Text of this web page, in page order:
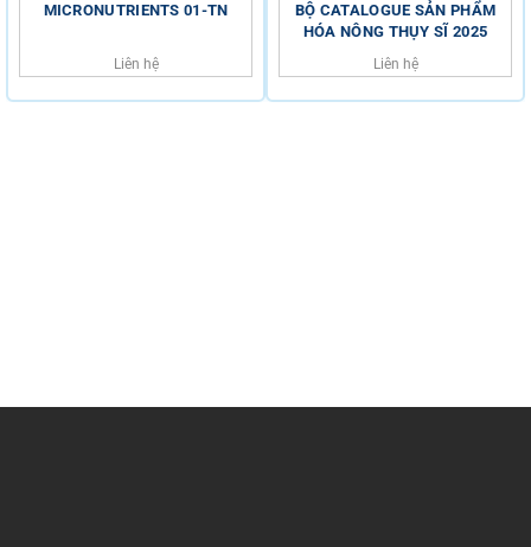
MICRONUTRIENTS 01-TN
Liên hệ
BỘ CATALOGUE SẢN PHẨM
HÓA NÔNG THỤY SĨ 2025
Liên hệ